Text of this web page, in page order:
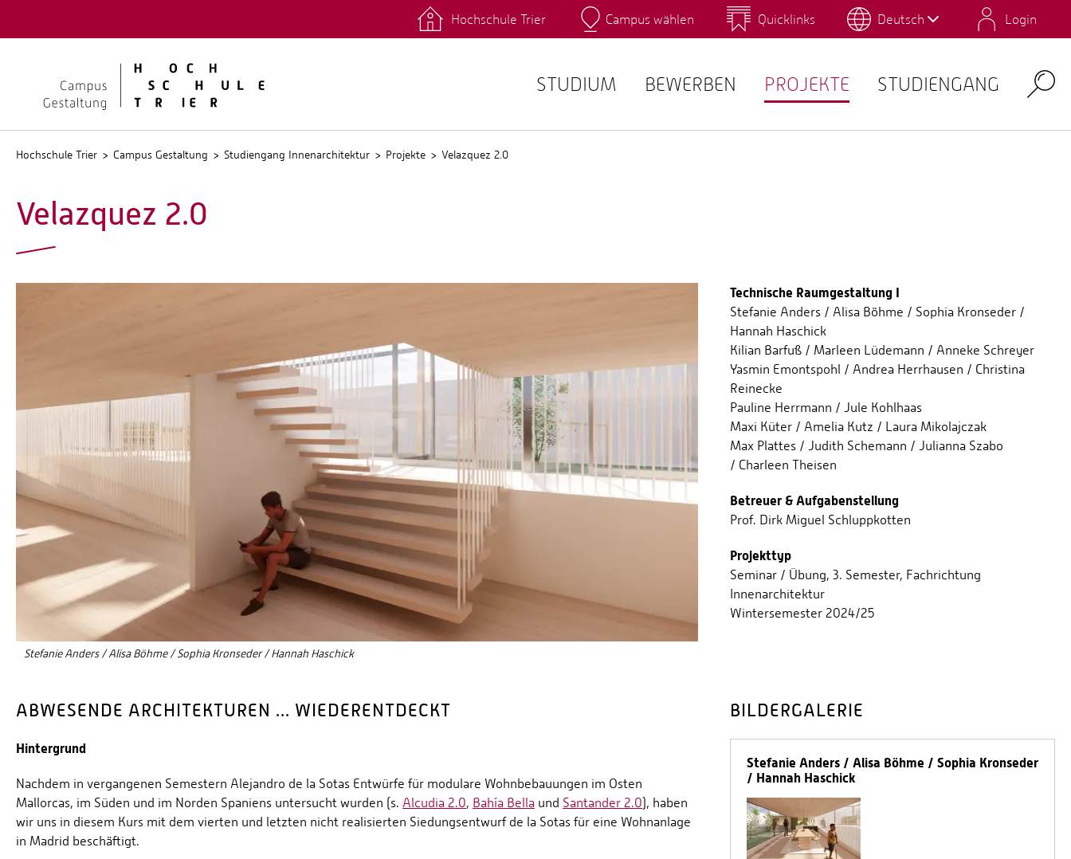
Hauptcampus Campus Gestaltung Umwelt-Campus Birkenfeld
Kontakt Fachrichtungen Intranet
Personalverzeichnis
Hochschule Trier Campus wählen Quicklinks Deutsch Login
STUDIUM BEWERBEN PROJEKTE STUDIENGANG Search
Hochschule Trier Campus Gestaltung Studiengang Innenarchitektur Projekte Velazquez 2.0
Velazquez 2.0
Stefanie Anders / Alisa Böhme / Sophia Kronseder / Hannah Haschick
Technische Raumgestaltung I
Stefanie Anders / Alisa Böhme / Sophia Kronseder /
Hannah Haschick
Kilian Barfuß / Marleen Lüdemann / Anneke Schreyer
Yasmin Emontspohl / Andrea Herrhausen / Christina
Reinecke
Pauline Herrmann / Jule Kohlhaas
Maxi Küter / Amelia Kutz / Laura Mikolajczak
Max Plattes / Judith Schemann / Julianna Szabo
/ Charleen Theisen
Betreuer & Aufgabenstellung
Prof. Dirk Miguel Schluppkotten
Projekttyp
Seminar / Übung, 3. Semester, Fachrichtung
Innenarchitektur
Wintersemester 2024/25
ABWESENDE ARCHITEKTUREN ... WIEDERENTDECKT
Hintergrund
Nachdem in vergangenen Semestern Alejandro de la Sotas Entwürfe für modulare Wohnbebauungen im Osten
Mallorcas, im Süden und im Norden Spaniens untersucht wurden (s. Alcudia 2.0, Bahía Bella und Santander 2.0), haben
wir uns in diesem Kurs mit dem vierten und letzten nicht realisierten Siedungsentwurf de la Sotas für eine Wohnanlage
in Madrid beschäftigt.
BILDERGALERIE
Stefanie Anders / Alisa Böhme / Sophia Kronseder
/ Hannah Haschick